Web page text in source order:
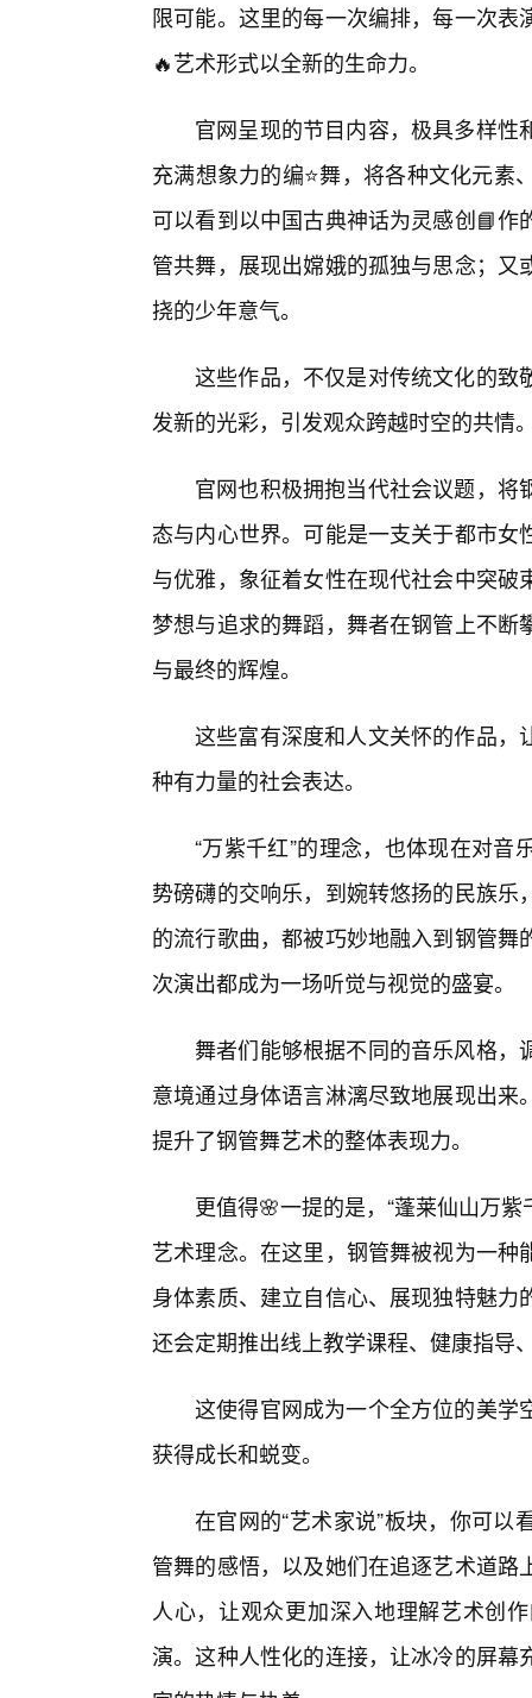
限可能。这里的每一次编排，每一次
🔥艺术形式以全新的生命力。
官网呈现的节目内容，极具多样
充满想象力的编⭐舞，将各种文化元
可以看到以中国古典神话为灵感创📘
管共舞，展现出嫦娥的孤独与思念；
挠的少年意气。
这些作品，不仅是对传统文化的致
发新的光彩，引发观众跨越时空的共情
官网也积极拥抱当代社会议题，
态与内心世界。可能是一支关于都市
与优雅，象征着女性在现代社会中突
梦想与追求的舞蹈，舞者在钢管上不
与最终的辉煌。
这些富有深度和人文关怀的作品，
种有力量的社会表达。
“万紫千红”的理念，也体现在对
势磅礴的交响乐，到婉转悠扬的民族
的流行歌曲，都被巧妙地融入到钢管
次演出都成为一场听觉与视觉的盛宴。
舞者们能够根据不同的音乐风格
意境通过身体语言淋漓尽致地展现出
提升了钢管舞艺术的整体表现力。
更值得🌸一提的是，“蓬莱仙山万
艺术理念。在这里，钢管舞被视为一
身体素质、建立自信心、展现独特魅
还会定期推出线上教学课程、健康指导
这使得官网成为一个全方位的美学
获得成长和蜕变。
在官网的“艺术家说”板块，你可
管舞的感悟，以及她们在追逐艺术道
人心，让观众更加深入地理解艺术创
演。这种人性化的连接，让冰冷的屏